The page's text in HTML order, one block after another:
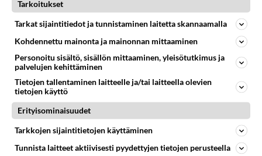
Vastattu 1v
Tarkoitukseni ei ole nyt kerjätä sääliä tms. Tuntuu niin
mielettömän pahalta muutenkin. Haluan vain kertoa (ja
samalla ...
29.05.2010 00:56
KODIN JUHLAT Vastattu 1v
11v tytön synttärit
Tarkoitukset
Tarkat sijaintitiedot ja tunnistaminen laitetta skannaamalla
Kohdennettu mainonta ja mainonnan mittaaminen
Personoitu sisältö, sisällön mittaaminen, yleisötutkimus ja
palvelujen kehittäminen
Tietojen tallentaminen laitteelle ja/tai laitteella olevien
tietojen käyttö
Erityisominaisuudet
Tarkkojen sijaintitietojen käyttäminen
Tunnista laitteet aktiivisesti pyydettyjen tietojen perusteella